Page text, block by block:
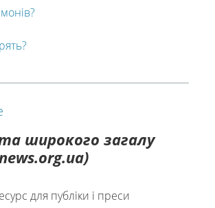
широкого загалу
для публіки і преси